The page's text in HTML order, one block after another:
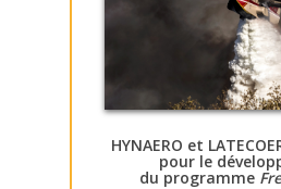
HYNAERO et
pour le
du programme